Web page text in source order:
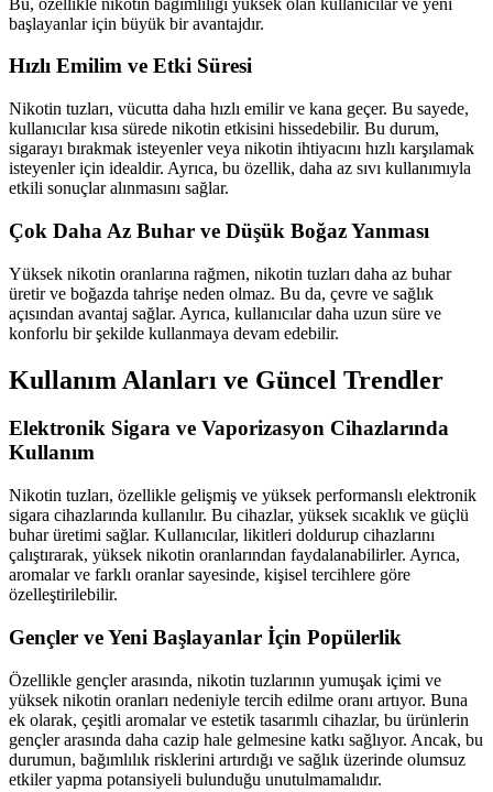
başlayanlar için büyük bir avantajdır.
Hızlı Emilim ve Etki Süresi
Nikotin tuzları, vücutta daha hızlı emilir ve kana geçer. Bu sayede,
kullanıcılar kısa sürede nikotin etkisini hissedebilir. Bu durum,
sigarayı bırakmak isteyenler veya nikotin ihtiyacını hızlı karşılamak
isteyenler için idealdir. Ayrıca, bu özellik, daha az sıvı kullanımıyla
etkili sonuçlar alınmasını sağlar.
Çok Daha Az Buhar ve Düşük Boğaz Yanması
Yüksek nikotin oranlarına rağmen, nikotin tuzları daha az buhar
üretir ve boğazda tahrişe neden olmaz. Bu da, çevre ve sağlık
açısından avantaj sağlar. Ayrıca, kullanıcılar daha uzun süre ve
konforlu bir şekilde kullanmaya devam edebilir.
Kullanım Alanları ve Güncel Trendler
Elektronik Sigara ve Vaporizasyon Cihazlarında
Kullanım
Nikotin tuzları, özellikle gelişmiş ve yüksek performanslı elektronik
sigara cihazlarında kullanılır. Bu cihazlar, yüksek sıcaklık ve güçlü
buhar üretimi sağlar. Kullanıcılar, likitleri doldurup cihazlarını
çalıştırarak, yüksek nikotin oranlarından faydalanabilirler. Ayrıca,
aromalar ve farklı oranlar sayesinde, kişisel tercihlere göre
özelleştirilebilir.
Gençler ve Yeni Başlayanlar İçin Popülerlik
Özellikle gençler arasında, nikotin tuzlarının yumuşak içimi ve
yüksek nikotin oranları nedeniyle tercih edilme oranı artıyor. Buna
ek olarak, çeşitli aromalar ve estetik tasarımlı cihazlar, bu ürünlerin
gençler arasında daha cazip hale gelmesine katkı sağlıyor. Ancak, bu
durumun, bağımlılık risklerini artırdığı ve sağlık üzerinde olumsuz
etkiler yapma potansiyeli bulunduğu unutulmamalıdır.